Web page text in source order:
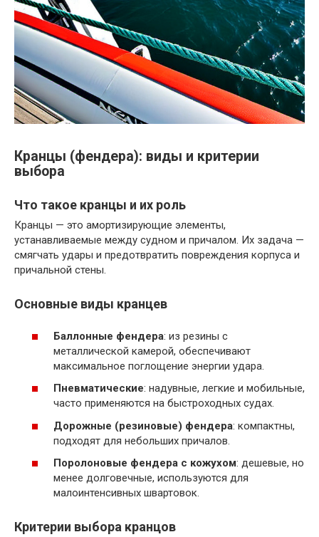
Кранцы (фендера): виды и критерии
выбора
Что такое кранцы и их роль
Кранцы — это амортизирующие элементы,
устанавливаемые между судном и причалом. Их задача —
смягчать удары и предотвратить повреждения корпуса и
причальной стены.
Основные виды кранцев
Баллонные фендера: из резины с
металлической камерой, обеспечивают
максимальное поглощение энергии удара.
Пневматические: надувные, легкие и мобильные,
часто применяются на быстроходных судах.
Дорожные (резиновые) фендера: компактны,
подходят для небольших причалов.
Поролоновые фендера с кожухом: дешевые, но
менее долговечные, используются для
малоинтенсивных швартовок.
Критерии выбора кранцов